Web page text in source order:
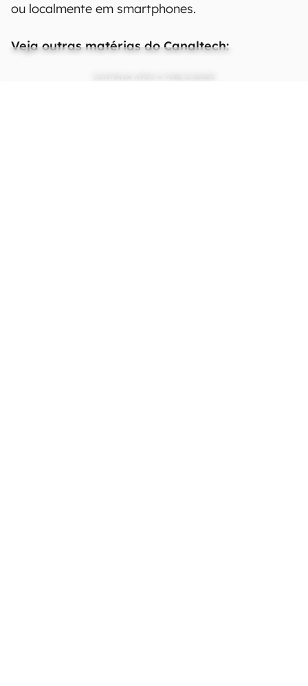
ou localmente em smartphones.
Veja outras matérias do Canaltech: